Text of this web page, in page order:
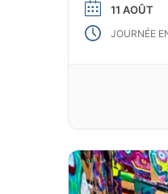
lesquelles les
de ses
animés d’un
11 AOÛT
JOURNÉE